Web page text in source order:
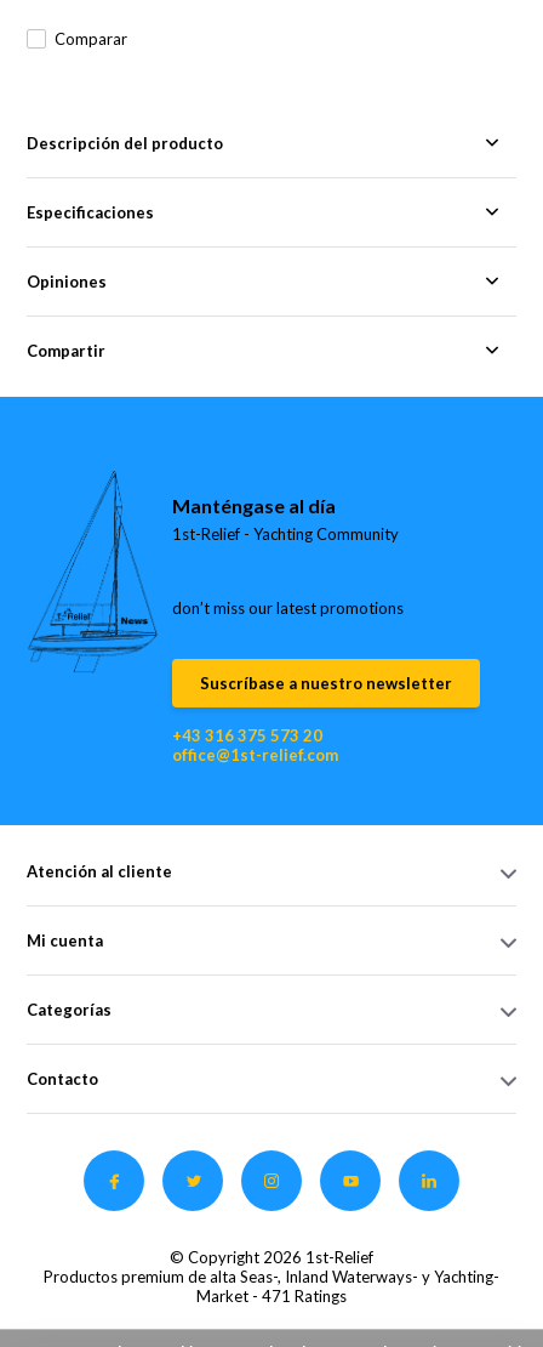
Comparar
Descripción del producto
Especificaciones
Opiniones
Compartir
Manténgase al día
1st-Relief - Yachting Community
don’t miss our latest promotions
Suscríbase a nuestro newsletter
+43 316 375 573 20
office@1st-relief.com
Atención al cliente
Mi cuenta
Categorías
Contacto
© Copyright 2026 1st-Relief
Productos premium de alta Seas-, Inland Waterways- y Yachting-
Market - 471 Ratings